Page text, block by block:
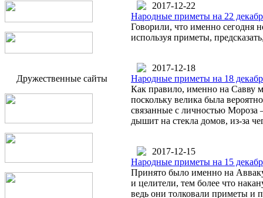
Дружественные сайты
2017-12-22
Народные приметы на 22
Говорили, что именно сегодня
используя приметы,
2017-12-18
Народные приметы на 18
Как правило, именно на Савву
поскольку велика была
связанные с личностью Мороза
дышит на стекла домов, из-за
2017-12-15
Народные приметы на 15
Принято было именно на
и целители, тем более что
ведь они толковали приметы и